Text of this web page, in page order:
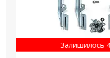
Залишилось